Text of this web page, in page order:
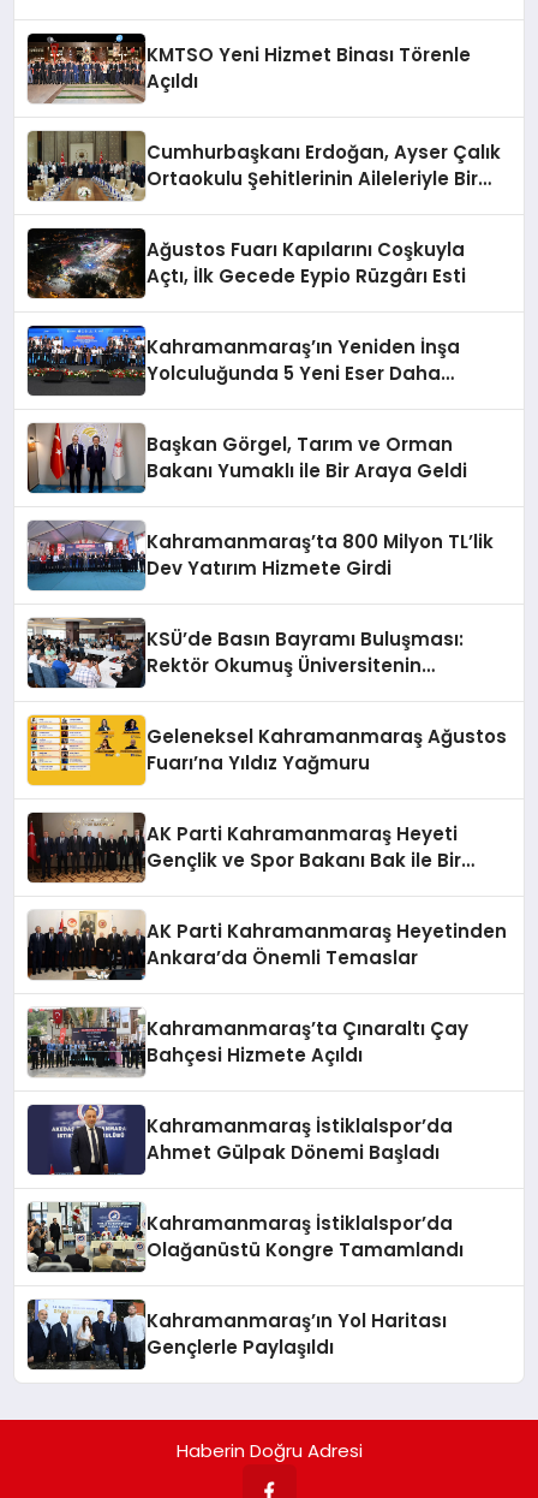
KMTSO Yeni Hizmet Binası Törenle
Açıldı
Cumhurbaşkanı Erdoğan, Ayser Çalık
Ortaokulu Şehitlerinin Aileleriyle Bir
Ağustos Fuarı Kapılarını Coşkuyla
Açtı, İlk Gecede Eypio Rüzgârı Esti
Kahramanmaraş’ın Yeniden İnşa
Yolculuğunda 5 Yeni Eser Daha
Başkan Görgel, Tarım ve Orman
Bakanı Yumaklı ile Bir Araya Geldi
Kahramanmaraş’ta 800 Milyon TL’lik
Dev Yatırım Hizmete Girdi
KSÜ’de Basın Bayramı Buluşması:
Rektör Okumuş Üniversitenin
Geleneksel Kahramanmaraş Ağustos
Fuarı’na Yıldız Yağmuru
AK Parti Kahramanmaraş Heyeti
Gençlik ve Spor Bakanı Bak ile Bir
AK Parti Kahramanmaraş Heyetinden
Ankara’da Önemli Temaslar
Kahramanmaraş’ta Çınaraltı Çay
Bahçesi Hizmete Açıldı
Kahramanmaraş İstiklalspor’da
Ahmet Gülpak Dönemi Başladı
Kahramanmaraş İstiklalspor’da
Olağanüstü Kongre Tamamlandı
Kahramanmaraş’ın Yol Haritası
Gençlerle Paylaşıldı
Haberin Doğru Adresi